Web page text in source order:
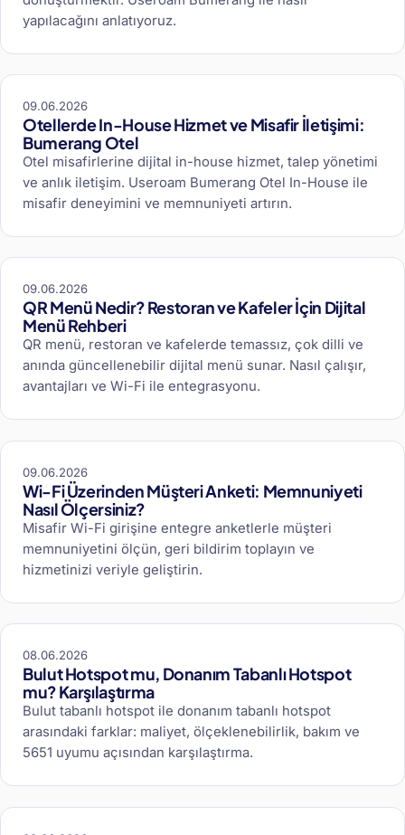
yapılacağını anlatıyoruz.
09.06.2026
Otellerde In-House Hizmet ve Misafir İletişimi:
Bumerang Otel
Otel misafirlerine dijital in-house hizmet, talep yönetimi
ve anlık iletişim. Useroam Bumerang Otel In-House ile
misafir deneyimini ve memnuniyeti artırın.
09.06.2026
QR Menü Nedir? Restoran ve Kafeler İçin Dijital
Menü Rehberi
QR menü, restoran ve kafelerde temassız, çok dilli ve
anında güncellenebilir dijital menü sunar. Nasıl çalışır,
avantajları ve Wi-Fi ile entegrasyonu.
09.06.2026
Wi-Fi Üzerinden Müşteri Anketi: Memnuniyeti
Nasıl Ölçersiniz?
Misafir Wi-Fi girişine entegre anketlerle müşteri
memnuniyetini ölçün, geri bildirim toplayın ve
hizmetinizi veriyle geliştirin.
08.06.2026
Bulut Hotspot mu, Donanım Tabanlı Hotspot
mu? Karşılaştırma
Bulut tabanlı hotspot ile donanım tabanlı hotspot
arasındaki farklar: maliyet, ölçeklenebilirlik, bakım ve
5651 uyumu açısından karşılaştırma.